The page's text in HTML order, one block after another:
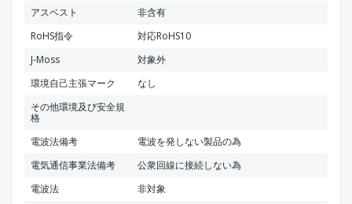
アスベスト
非含有
RoHS指令
対応RoHS10
J-Moss
対象外
環境自己主張マーク
なし
その他環境及び安全規
格
電波法備考
電波を発しない製品の為
電気通信事業法備考
公衆回線に接続しない為
電波法
非対象